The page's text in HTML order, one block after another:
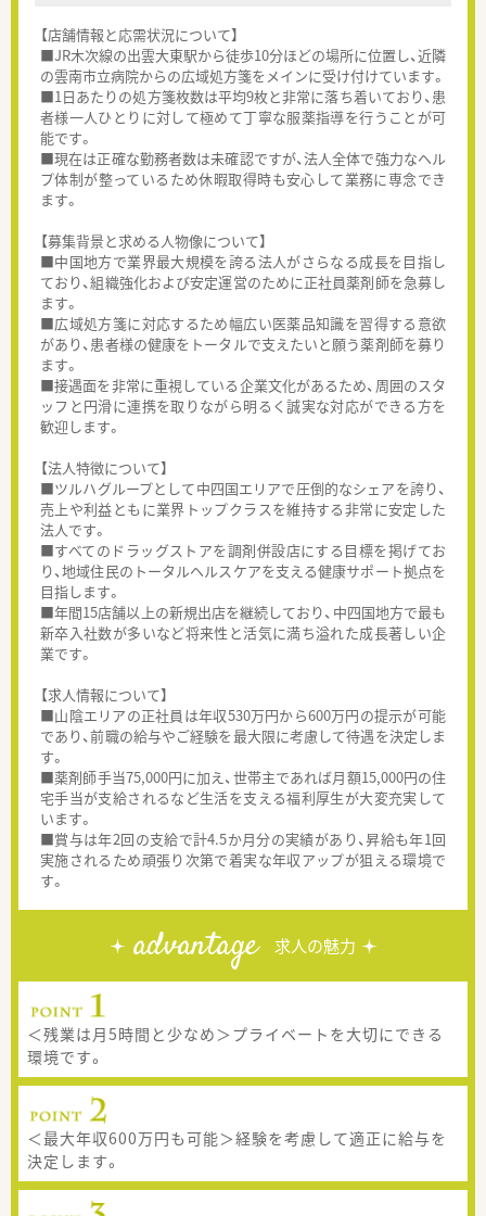
【店舗情報と応需状況について】
■JR木次線の出雲大東駅から徒歩10分ほどの場所に位置し、近隣
の雲南市立病院からの広域処方箋をメインに受け付けています。
■1日あたりの処方箋枚数は平均9枚と非常に落ち着いており、患
者様一人ひとりに対して極めて丁寧な服薬指導を行うことが可
能です。
■現在は正確な勤務者数は未確認ですが、法人全体で強力なヘル
プ体制が整っているため休暇取得時も安心して業務に専念でき
ます。
【募集背景と求める人物像について】
■中国地方で業界最大規模を誇る法人がさらなる成長を目指し
ており、組織強化および安定運営のために正社員薬剤師を急募し
ます。
■広域処方箋に対応するため幅広い医薬品知識を習得する意欲
があり、患者様の健康をトータルで支えたいと願う薬剤師を募り
ます。
■接遇面を非常に重視している企業文化があるため、周囲のスタ
ッフと円滑に連携を取りながら明るく誠実な対応ができる方を
歓迎します。
【法人特徴について】
■ツルハグループとして中四国エリアで圧倒的なシェアを誇り、
売上や利益ともに業界トップクラスを維持する非常に安定した
法人です。
■すべてのドラッグストアを調剤併設店にする目標を掲げてお
り、地域住民のトータルヘルスケアを支える健康サポート拠点を
目指します。
■年間15店舗以上の新規出店を継続しており、中四国地方で最も
新卒入社数が多いなど将来性と活気に満ち溢れた成長著しい企
業です。
【求人情報について】
■山陰エリアの正社員は年収530万円から600万円の提示が可能
であり、前職の給与やご経験を最大限に考慮して待遇を決定しま
す。
■薬剤師手当75,000円に加え、世帯主であれば月額15,000円の住
宅手当が支給されるなど生活を支える福利厚生が大変充実して
います。
■賞与は年2回の支給で計4.5か月分の実績があり、昇給も年1回
実施されるため頑張り次第で着実な年収アップが狙える環境で
す。
advantage 求人の魅力
＜残業は月5時間と少なめ＞プライベートを大切にできる
環境です。
＜最大年収600万円も可能＞経験を考慮して適正に給与を
決定します。